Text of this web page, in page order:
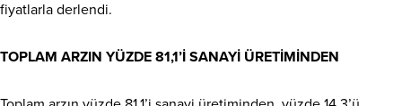
fiyatlarla derlendi.
TOPLAM ARZIN YÜZDE 81,1’İ SANAYİ ÜRETİMİNDEN